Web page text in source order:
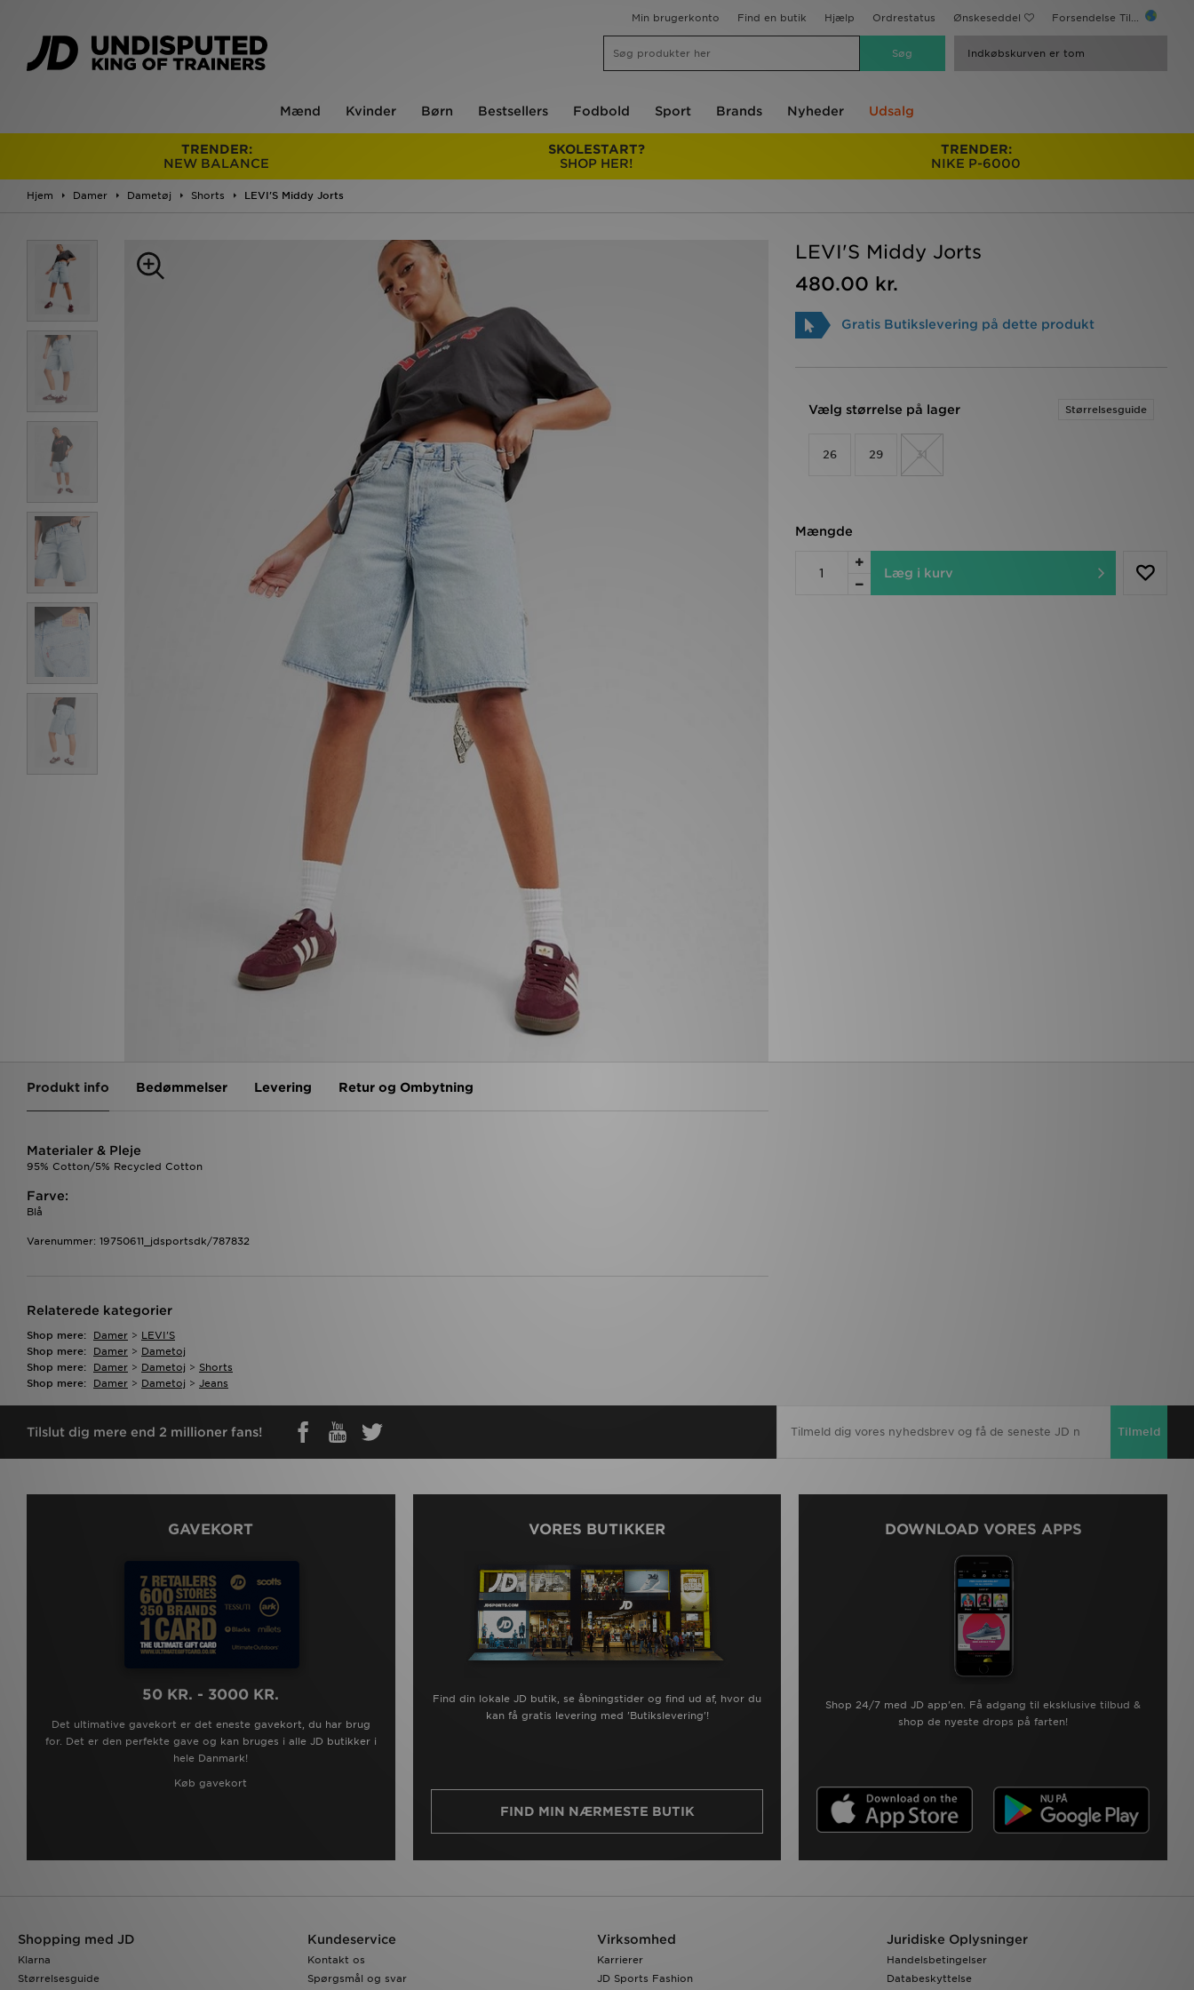
Min brugerkonto Find en butik Hjælp Ordrestatus Ønskeseddel Forsendelse Til...
Indkøbskurven er tom
Mænd Kvinder Børn Bestsellers Fodbold Sport Brands Nyheder Udsalg
TRENDER:
NEW BALANCE
SKOLESTART?
SHOP HER!
TRENDER:
NIKE P-6000
Hjem Damer Dametøj Shorts LEVI'S Middy Jorts
LEVI'S Middy Jorts
480.00 kr.
Gratis Butikslevering på dette produkt
Vælg størrelse på lager Størrelsesguide
26 29 31
Mængde
Læg i kurv
Produkt info Bedømmelser Levering Retur og Ombytning
Materialer & Pleje
95% Cotton/5% Recycled Cotton
Farve:
Blå
Varenummer: 19750611_jdsportsdk/787832
Relaterede kategorier
Shop mere: Damer > LEVI'S
Shop mere:
Damer > Dametoj
Shop mere:
Damer > Dametoj > Shorts
Shop mere:
Damer > Dametoj > Jeans
Tilslut dig mere end 2 millioner fans! Tilmeld
GAVEKORT
50 KR. - 3000 KR.
Det ultimative gavekort er det eneste gavekort, du har brug
for. Det er den perfekte gave og kan bruges i alle JD butikker i
hele Danmark!
Køb gavekort
VORES BUTIKKER
Find din lokale JD butik, se åbningstider og find ud af, hvor du
kan få gratis levering med 'Butikslevering'!
FIND MIN NÆRMESTE BUTIK
DOWNLOAD VORES APPS
Shop 24/7 med JD app'en. Få adgang til eksklusive tilbud &
shop de nyeste drops på farten!
Shopping med JD
Klarna
Størrelsesguide
Kundeservice
Kontakt os
Spørgsmål og svar
Virksomhed
Karrierer
JD Sports Fashion
Juridiske Oplysninger
Handelsbetingelser
Databeskyttelse